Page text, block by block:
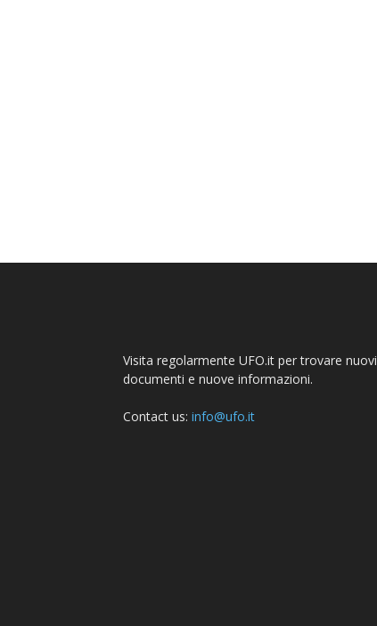
Visita regolarmente UFO.it per trovare nuovi
documenti e nuove informazioni.
Contact us: info@ufo.it